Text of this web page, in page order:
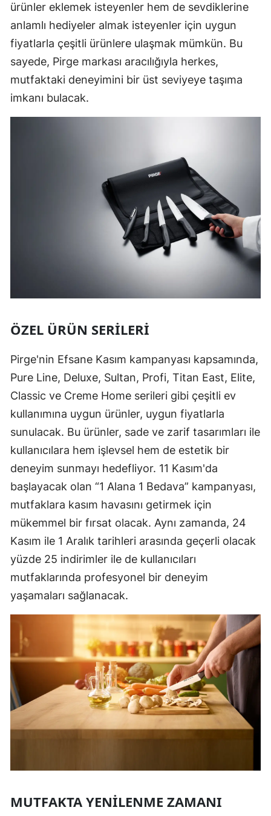
ürünler eklemek isteyenler hem de sevdiklerine
anlamlı hediyeler almak isteyenler için uygun
fiyatlarla çeşitli ürünlere ulaşmak mümkün. Bu
sayede, Pirge markası aracılığıyla herkes,
mutfaktaki deneyimini bir üst seviyeye taşıma
imkanı bulacak.
ÖZEL ÜRÜN SERILERI
Pirge'nin Efsane Kasım kampanyası kapsamında,
Pure Line, Deluxe, Sultan, Profi, Titan East, Elite,
Classic ve Creme Home serileri gibi çeşitli ev
kullanımına uygun ürünler, uygun fiyatlarla
sunulacak. Bu ürünler, sade ve zarif tasarımları ile
kullanıcılara hem işlevsel hem de estetik bir
deneyim sunmayı hedefliyor. 11 Kasım'da
başlayacak olan “1 Alana 1 Bedava” kampanyası,
mutfaklara kasım havasını getirmek için
mükemmel bir fırsat olacak. Aynı zamanda, 24
Kasım ile 1 Aralık tarihleri arasında geçerli olacak
yüzde 25 indirimler ile de kullanıcıları
mutfaklarında profesyonel bir deneyim
yaşamaları sağlanacak.
MUTFAKTA YENILENME ZAMANI